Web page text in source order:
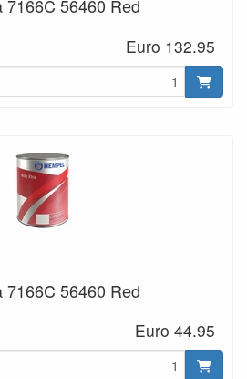
7166C 56460 Red
Euro 132.95
7166C 56460 Red
Euro 44.95